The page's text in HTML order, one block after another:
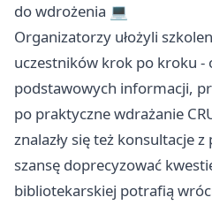
do wdrożenia 💻
Organizatorzy ułożyli
uczestników krok po kroku -
podstawowych informacji,
po praktyczne wdrażanie
znalazły się też konsultacje
szansę doprecyzować
bibliotekarskiej potrafią